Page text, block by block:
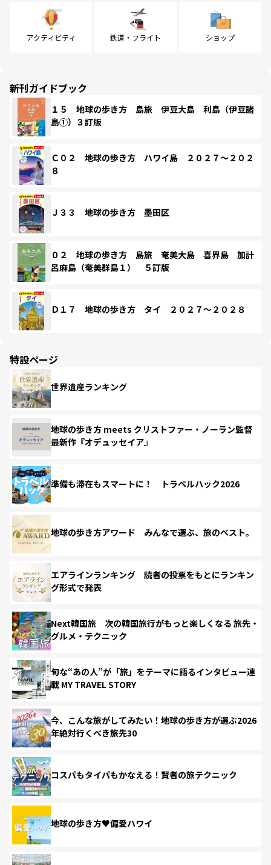
アクティビティ 鉄道・フライト ショップ
新刊ガイドブック
１５ 地球の歩き方 島旅 伊豆大島 利島（伊豆諸
島①）３訂版
Ｃ０２ 地球の歩き方 ハワイ島 ２０２７～２０２
８
Ｊ３３ 地球の歩き方 墨田区
０２ 地球の歩き方 島旅 奄美大島 喜界島 加計
呂麻島（奄美群島１） ５訂版
Ｄ１７ 地球の歩き方 タイ ２０２７～２０２８
特設ページ
世界遺産ランキング
地球の歩き方 meets クリストファー・ノーラン監督
最新作『オデュッセイア』
準備も滞在もスマートに！ トラベルハック2026
地球の歩き方アワード みんなで選ぶ、旅のベスト。
エアラインランキング 読者の投票をもとにランキン
グ形式で発表
Next韓国旅 次の韓国旅行がもっと楽しくなる 旅先・
グルメ・テクニック
旬な“あの人”が「旅」をテーマに語るインタビュー連
載 MY TRAVEL STORY
今、こんな旅がしてみたい！地球の歩き方が選ぶ2026
年絶対行くべき旅先30
コスパもタイパもかなえる！賢者の旅テクニック
地球の歩き方♥偏愛ハワイ